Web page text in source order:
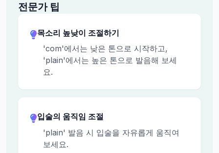
전문가 팁
목소리 높낮이 조절하기
'com'에서는 낮은 톤으로 시작하고,
'plain'에서는 높은 톤으로 발음해 보세
요.
입술의 움직임 조절
'plain' 발음 시 입술을 자유롭게 움직여
보세요.